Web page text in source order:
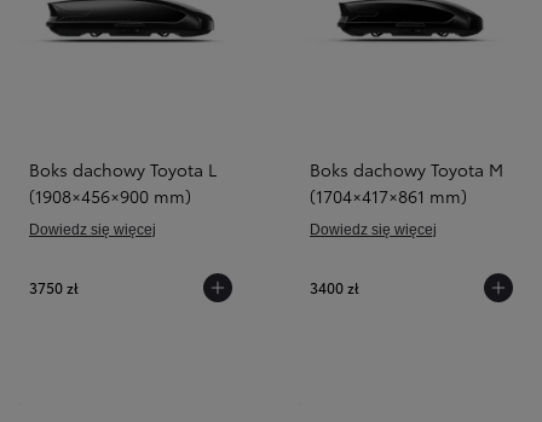
Boks dachowy Toyota L
(1908×456×900 mm)
Dowiedz się więcej
3750 zł
Boks dachowy Toyota M
(1704×417×861 mm)
Dowiedz się więcej
3400 zł